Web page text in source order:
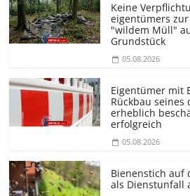
Keine
eigentümers
"wildem Müll"
Grundstück
05.08.2026
Eigentümer mit
Rückbau seines
erheblich
erfolgreich
05.08.2026
Bienenstich auf
als Dienstunfall